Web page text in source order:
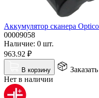
Аккумулятор сканера
00009058
Наличие: 0 шт.
963.92 ₽
В корзину
Заказать
Нет в наличии